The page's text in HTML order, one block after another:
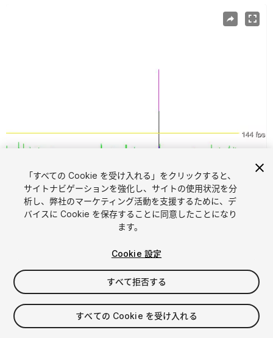
1 /2
FREE
マイアセットに追加する
「すべての Cookie を受け入れる」をクリックすると、
サイトナビゲーションを強化し、サイトの使用状況を分
析し、弊社のマーケティング活動を支援するために、デ
バイスに Cookie を保存することに同意したことになり
ます。
Cookie 設定
すべて拒否する
すべての Cookie を受け入れる